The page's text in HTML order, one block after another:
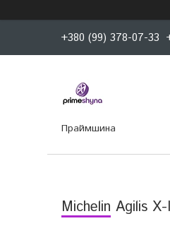
+380 (99) 378-07-33
Праймшина
Michelin Agilis